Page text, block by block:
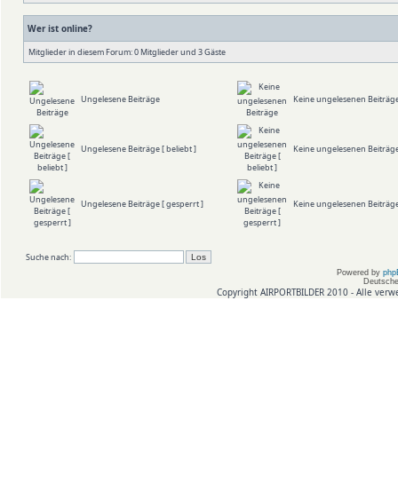
Wer ist online?
Mitglieder in diesem Forum: 0 Mitglieder und 3 Gäste
Ungelesene Beiträge Keine ungelesenen
Ungelesene Beiträge [ beliebt ] Keine ungelesenen
Ungelesene Beiträge [ gesperrt ] Keine ungelesenen
Suche nach:
Powered by
Copyright AIRPORTBILDER 2010 - Alle